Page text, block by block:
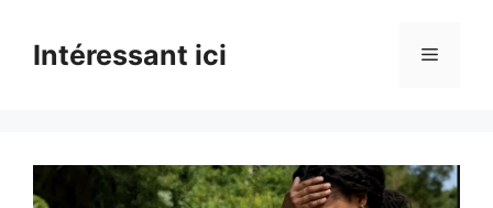
contentIntéressant ici Menu